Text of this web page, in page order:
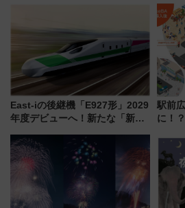
East-iの後継機「E927形」2029
年度デビューへ！新たな「新幹
説【JR東日本】
駅前
に！
マホ
どに